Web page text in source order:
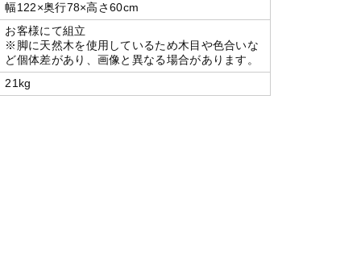
幅122×奥行78×高さ60cm
お客様にて組立
※脚に天然木を使用しているため木目や色合いな
ど個体差があり、画像と異なる場合があります。
21kg